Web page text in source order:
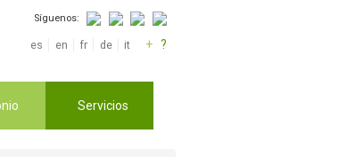
Síguenos:
es en fr de it + ?
Servicios